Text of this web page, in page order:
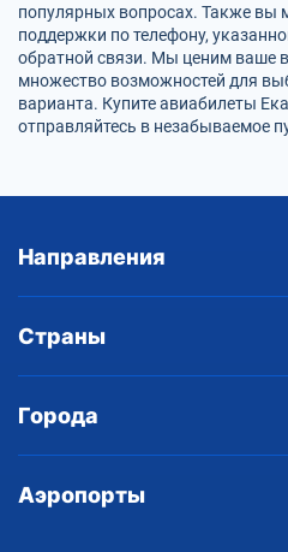
популярных вопросах. Также вы
поддержки по телефону,
обратной связи. Мы ценим ваше
множество возможностей для
варианта. Купите авиабилеты
отправляйтесь в незабываемое
Направления
Страны
Города
Аэропорты